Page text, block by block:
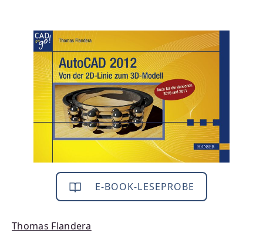
Bildergalerie überspringen
E-BOOK-LESEPROBE
Thomas Flandera